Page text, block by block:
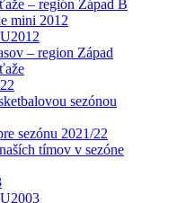
– región Západ B
mini 2012
– region Západ
sezónou
sezónu 2021/22
tímov v sezóne